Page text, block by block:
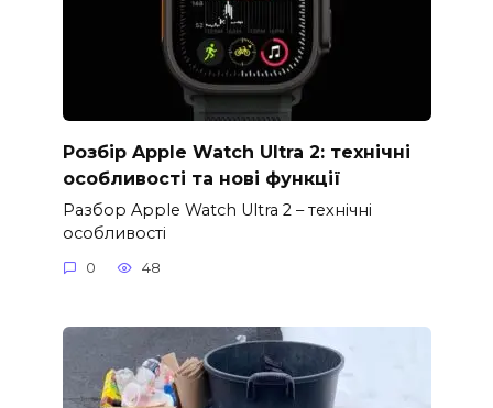
Розбір Apple Watch Ultra 2: технічні
особливості та нові функції
Разбор Apple Watch Ultra 2 – технічні
особливості
0 48